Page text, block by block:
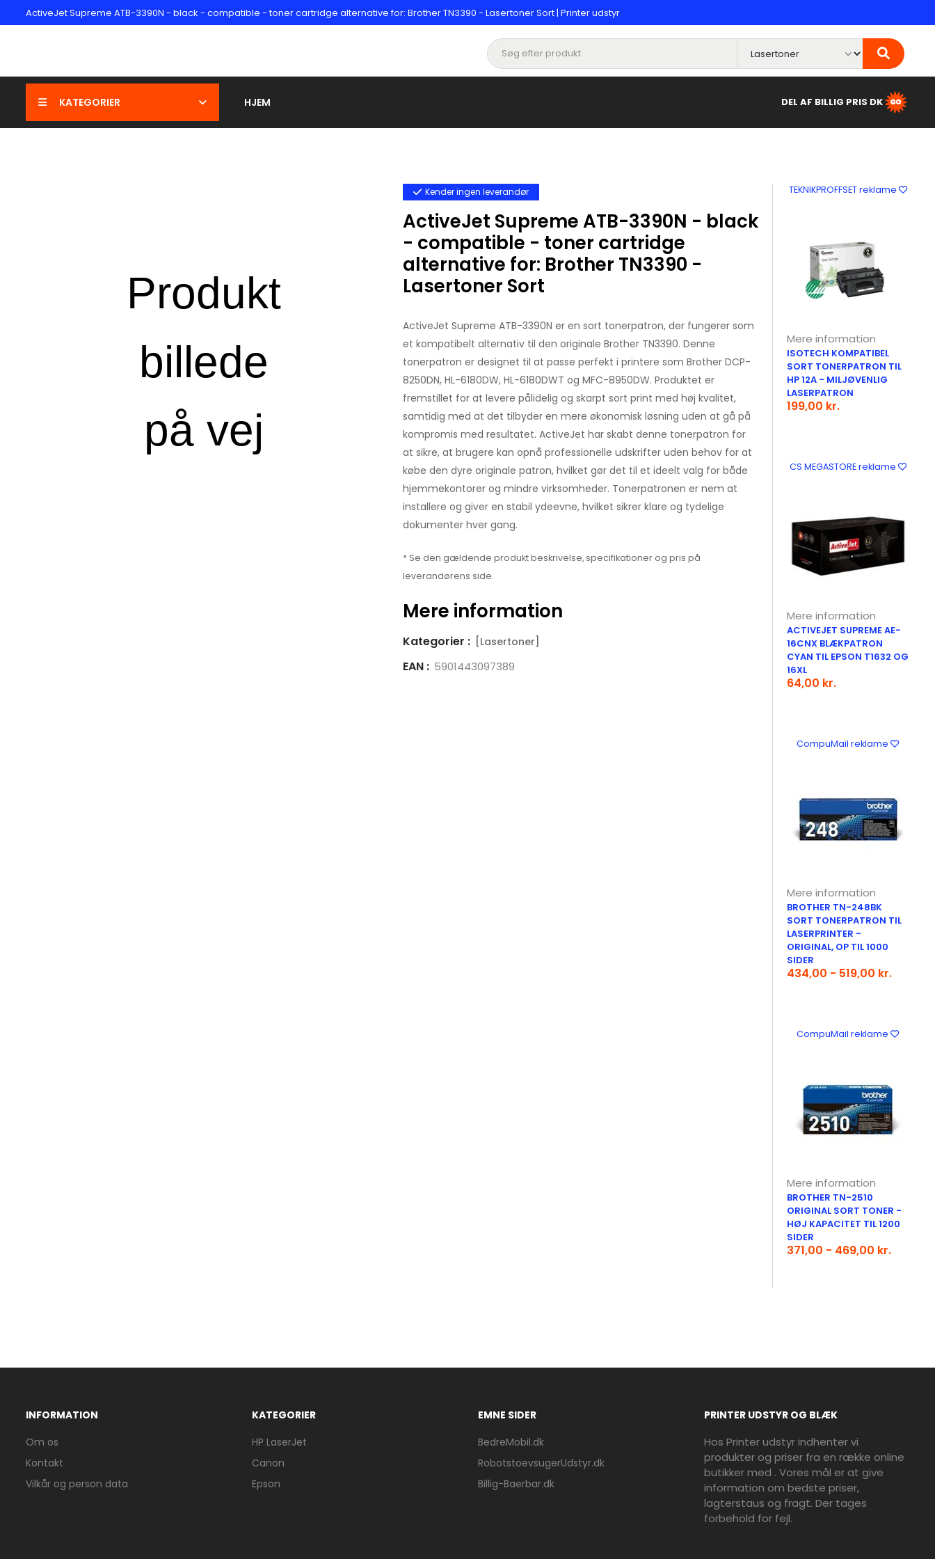
ActiveJet Supreme ATB-3390N - black - compatible - toner cartridge alternative for: Brother TN3390 - Lasertoner Sort | Printer udstyr
KATEGORIER HJEM DEL AF BILLIG PRIS DK
Kender ingen leverandør
ActiveJet Supreme ATB-3390N - black
- compatible - toner cartridge
alternative for: Brother TN3390 -
Lasertoner Sort
ActiveJet Supreme ATB-3390N er en sort tonerpatron, der fungerer som
et kompatibelt alternativ til den originale Brother TN3390. Denne
tonerpatron er designet til at passe perfekt i printere som Brother DCP-
8250DN, HL-6180DW, HL-6180DWT og MFC-8950DW. Produktet er
fremstillet for at levere pålidelig og skarpt sort print med høj kvalitet,
samtidig med at det tilbyder en mere økonomisk løsning uden at gå på
kompromis med resultatet. ActiveJet har skabt denne tonerpatron for
at sikre, at brugere kan opnå professionelle udskrifter uden behov for at
købe den dyre originale patron, hvilket gør det til et ideelt valg for både
hjemmekontorer og mindre virksomheder. Tonerpatronen er nem at
installere og giver en stabil ydeevne, hvilket sikrer klare og tydelige
dokumenter hver gang.
* Se den gældende produkt beskrivelse, specifikationer og pris på
leverandørens side.
Mere information
Kategorier : [Lasertoner]
EAN : 5901443097389
TEKNIKPROFFSET reklame
Mere information
ISOTECH KOMPATIBEL
SORT TONERPATRON TIL
HP 12A - MILJØVENLIG
LASERPATRON
199,00 kr.
CS MEGASTORE reklame
Mere information
ACTIVEJET SUPREME AE-
16CNX BLÆKPATRON
CYAN TIL EPSON T1632 OG
16XL
64,00 kr.
CompuMail reklame
Mere information
BROTHER TN-248BK
SORT TONERPATRON TIL
LASERPRINTER -
ORIGINAL, OP TIL 1000
SIDER
434,00 - 519,00 kr.
CompuMail reklame
Mere information
BROTHER TN-2510
ORIGINAL SORT TONER -
HØJ KAPACITET TIL 1200
SIDER
371,00 - 469,00 kr.
INFORMATION
Om os
Kontakt
Vilkår og person data
KATEGORIER
HP LaserJet
Canon
Epson
EMNE SIDER
BedreMobil.dk
RobotstoevsugerUdstyr.dk
Billig-Baerbar.dk
PRINTER UDSTYR OG BLÆK
Hos Printer udstyr indhenter vi
produkter og priser fra en række online
butikker med . Vores mål er at give
information om bedste priser,
lagterstaus og fragt. Der tages
forbehold for fejl.